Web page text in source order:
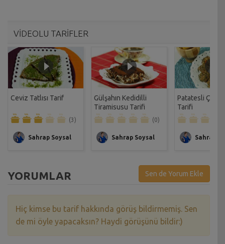
VİDEOLU TARİFLER
Ceviz Tatlısı Tarif
(3)
Sahrap Soysal
Gülşahın Kedidilli
Tiramisusu Tarifi
(0)
Sahrap Soysal
Patatesli Çıtır
Tarifi
Sahrap
YORUMLAR Sen de Yorum Ekle
Hiç kimse bu tarif hakkında görüş bildirmemiş. Sen
de mi öyle yapacaksın? Haydi görüşünü bildir:)